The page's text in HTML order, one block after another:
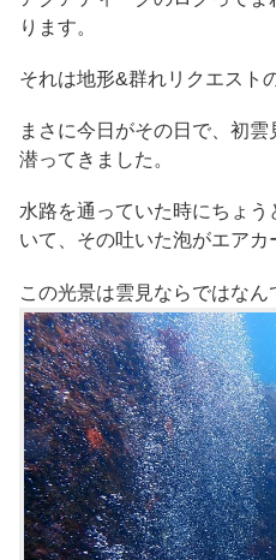
ります。
それは地形&群れリクエスト
まさに今日がその日で、初
潜ってきました。
水路を通っていた時にちょ
いて、その吐いた泡がエアカ
この光景は雲見ならではなん